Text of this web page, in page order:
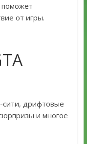
поможет
от игры.
дрифтовые
и многое